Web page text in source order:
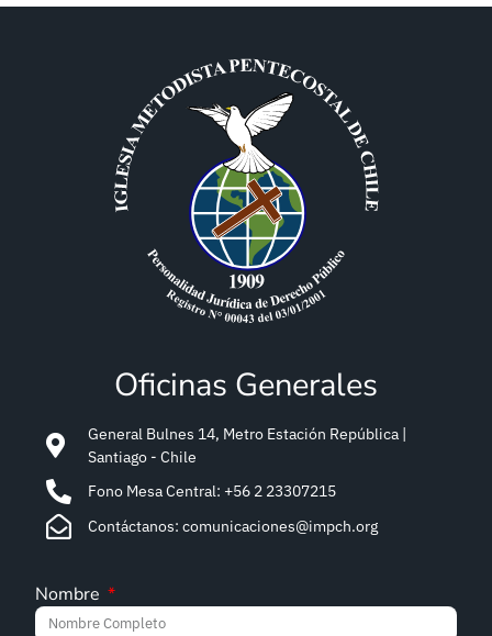
Oficinas Generales
General Bulnes 14, Metro Estación República |
Santiago - Chile
Fono Mesa Central: +56 2 23307215
Contáctanos: comunicaciones@impch.org
Nombre